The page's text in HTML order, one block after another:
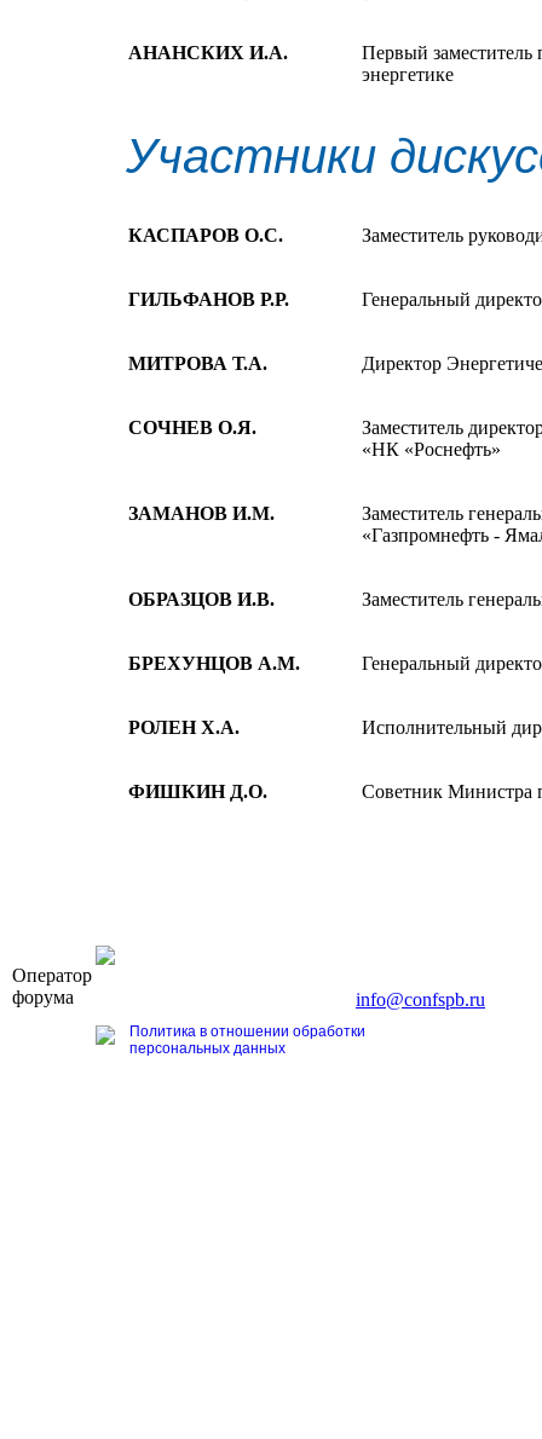
АНАНСКИХ И.А.
Первый заместитель
энергетике
Участники
КАСПАРОВ О.С. Заместитель
ГИЛЬФАНОВ Р.Р. Генеральный
МИТРОВА Т.А. Директор
СОЧНЕВ О.Я.
Заместитель
«НК «Роснефть»
ЗАМАНОВ И.М.
Заместитель
«Газпромнефть -
ОБРАЗЦОВ И.В. Заместитель
БРЕХУНЦОВ А.М. Генеральный
РОЛЕН Х.А. Исполнительный
ФИШКИН Д.О. Советник Министра
Оператор
форума
info@confspb.ru
Политика в отношении обработки
персональных данных